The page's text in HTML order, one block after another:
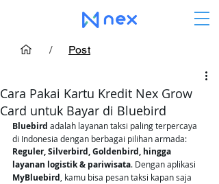
/ Post
Cara Pakai Kartu Kredit Nex Grow
Card untuk Bayar di Bluebird
Bluebird adalah layanan taksi paling terpercaya
di Indonesia dengan berbagai pilihan armada:
Reguler, Silverbird, Goldenbird, hingga
layanan logistik & pariwisata. Dengan aplikasi
MyBluebird , kamu bisa pesan taksi kapan saja